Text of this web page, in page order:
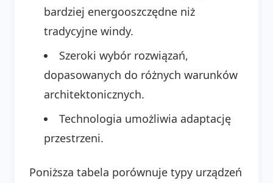
bardziej energooszczędne niż
tradycyjne windy.
Szeroki wybór rozwiązań,
dopasowanych do różnych warunków
architektonicznych.
Technologia umożliwia adaptację
przestrzeni.
Poniższa tabela porównuje typy urządzeń